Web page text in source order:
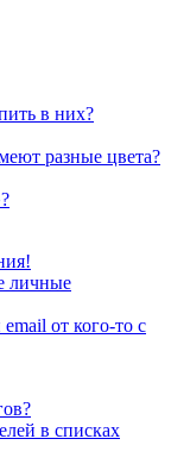
в них?
разные цвета?
личные
от кого-то с
в списках